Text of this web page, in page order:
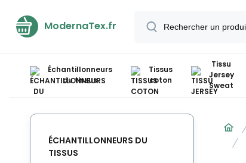
ModernaTex.fr
Échantillonneurs
du tissus
Tissus
coton
Tissu
Jersey
Sweat
ÉCHANTILLONNEURS DU
TISSUS